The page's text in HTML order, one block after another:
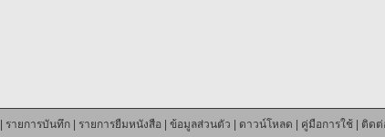
รายการบันทึก| รายการยืมหนังสือ ข้อมูลส่วนตัว ดาวน์โหลด คู่มือการใช้| ติดต่